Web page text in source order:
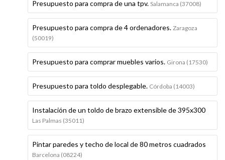
Presupuesto para compra de una tpv. Salamanca (37008)
Presupuesto para compra de 4 ordenadores. Zaragoza
(50019)
Presupuesto para comprar muebles varios. Girona (17530)
Presupuesto para toldo desplegable. Córdoba (14003)
Instalación de un toldo de brazo extensible de 395x300
Las Palmas (35011)
Pintar paredes y techo de local de 80 metros cuadrados
Barcelona (08224)